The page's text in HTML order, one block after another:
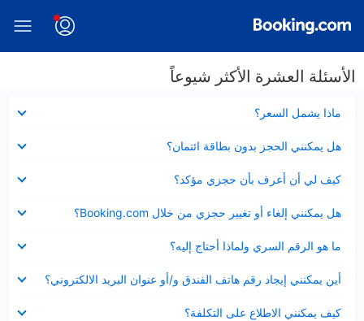
الأسئلة العشرة الأكثر شيوعاً
ماذا يشمل السعر؟
مصغر
هل يمكنني الحجز بدون بطاقة ائتمان؟
مصغر
كيف لي أن أعرف بأن حجزي مؤكد؟
مصغر
هل يمكنني إلغاء أو تغيير حجزي من خلال Booking.com؟
مصغر
ما هو الرقم السري ولماذا أحتاج إليه؟
مصغر
أين يمكنني إيجاد رقم هاتف الفندق و/أو عنوان البريد الالكتروني؟
عرض
مصغر
كيف يمكنني الاطلاع على التكلفة؟
مصغر